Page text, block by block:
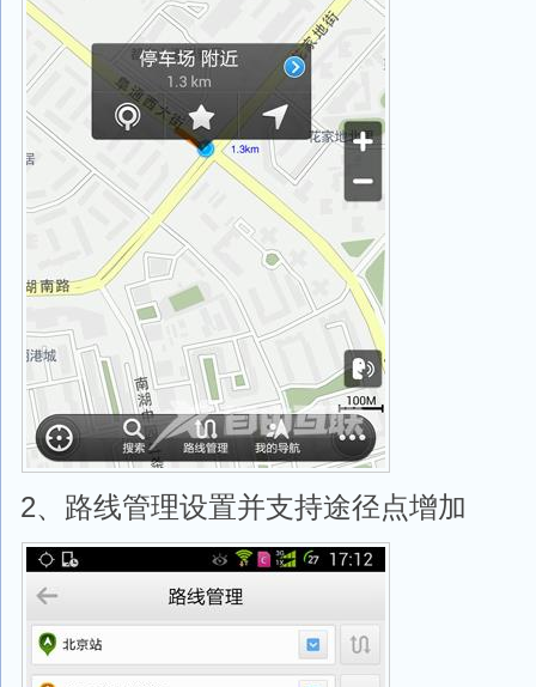
2、路线管理设置并支持途径点增加